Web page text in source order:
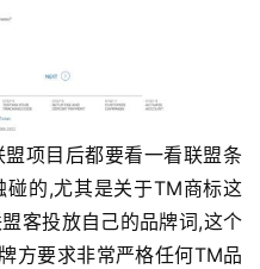
的,尤其是关于TM商标这
客投放自己的品牌词,这个
方要求非常严格任何TM品